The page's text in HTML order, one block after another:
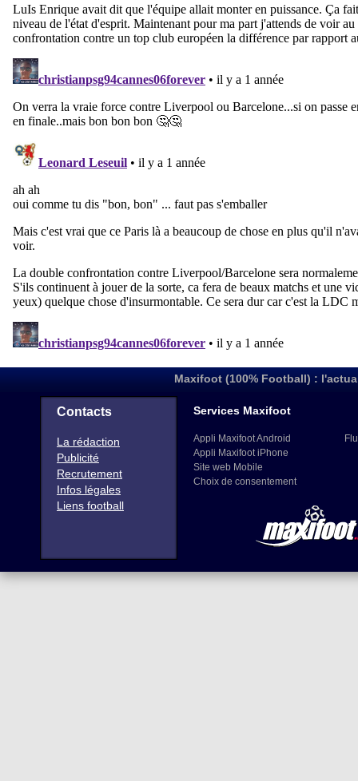
Maxifoot (100% Football) :
Contacts
La rédaction
Publicité
Recrutement
Infos légales
Liens football
Services Maxifoot
Appli Maxifoot Android
Appli Maxifoot iPhone
Site web Mobile
Choix de consentement